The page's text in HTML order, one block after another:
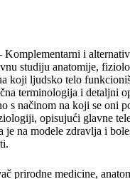
i
studiju anatomije,
koji ljudsko telo
terminologija i detaljni
s načinom na koji se oni
opisujući glavne
na modele zdravlja i
prirodne medicine,